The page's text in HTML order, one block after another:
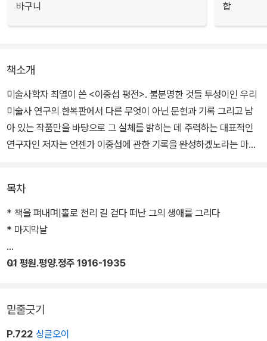
바구니
합
책소개
미술사학자 최열이 쓴 <이중섭 평전>. 불분명한 것들 투성이인 우리
미술사 연구의 한복판에서 다른 무엇이 아닌 문헌과 기록 그리고 남
아 있는 작품만을 바탕으로 그 실체를 밝히는 데 주력하는 대표적인
연구자인 저자는 언젠가 이중섭에 관한 기록을 완성하겠노라는 마음
우리 미술사에 빠질 수 없는 이름이 된 화가 이중섭을 이대로 허상 속
에 머물게만 할 수 없다는 저자의 의지는 한 인간에 대한 밝혀진 모든
로써 우리는 이중섭의 탄생부터 죽음까지의 족적을 만날 수 있게 되
숱하게 흩어진 수많은 기록과 기록 속에서 발견한, 이중섭이라는 한
목차
* 책을 펴내며|홀로 천리 길 걷다 떠난 그의 생애를 그리다
* 마지막날
01 평원.평양.정주 1916-1935
밑줄긋기
P.722 싱글오이